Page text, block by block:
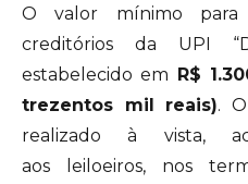
O valor mínimo para
creditórios da UPI
estabelecido em R$
trezentos mil reais).
realizado à vista,
aos leiloeiros, nos